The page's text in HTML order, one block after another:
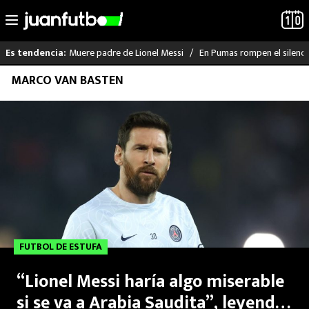
Saltar
contenido
Es tendencia: Muere padre de Lionel Messi En Pumas rompen el
LO ÚLTIMO
SELECCIÓN MEXICANA
FUTBOL INTERNACIONAL
MARCO VAN BASTEN
FUTBOL DE ESTUFA
“Lionel Messi haría algo miserable
si se va a Arabia Saudita”, leyenda